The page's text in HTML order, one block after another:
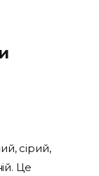
сірий,
Це